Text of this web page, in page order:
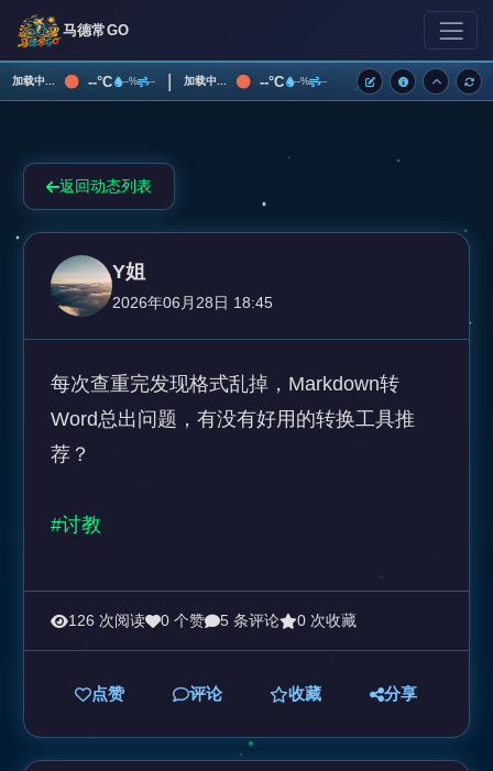
马德常GO
加载中... --°C --% -- | 加载中... --°C --% --
返回动态列表
Y姐
2026年06月28日 18:45
每次查重完发现格式乱掉，Markdown转
Word总出问题，有没有好用的转换工具推
荐？
#讨教
126 次阅读 0 个赞 5 条评论 0 次收藏
点赞 评论 收藏 分享